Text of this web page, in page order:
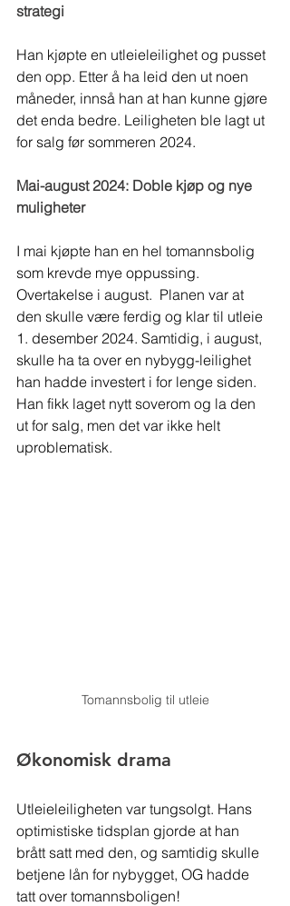
strategi
Han kjøpte en utleieleilighet og pusset
den opp. Etter å ha leid den ut noen
måneder, innså han at han kunne gjøre
det enda bedre. Leiligheten ble lagt ut
for salg før sommeren 2024.
Mai-august 2024: Doble kjøp og nye
muligheter
I mai kjøpte han en hel tomannsbolig
som krevde mye oppussing.
Overtakelse i august.  Planen var at
den skulle være ferdig og klar til utleie
1. desember 2024. Samtidig, i august,
skulle ha ta over en nybygg-leilighet
han hadde investert i for lenge siden.
Han fikk laget nytt soverom og la den
ut for salg, men det var ikke helt
uproblematisk.
Tomannsbolig til utleie
Økonomisk drama
Utleieleiligheten var tungsolgt. Hans
optimistiske tidsplan gjorde at han
brått satt med den, og samtidig skulle
betjene lån for nybygget, OG hadde
tatt over tomannsboligen!